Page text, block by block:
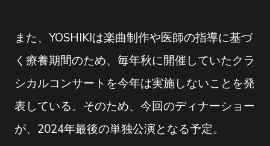
また、YOSHIKIは楽曲制作や医師の指導に基づ
く療養期間のため、毎年秋に開催していたクラ
シカルコンサートを今年は実施しないことを発
表している。そのため、今回のディナーショー
が、2024年最後の単独公演となる予定。